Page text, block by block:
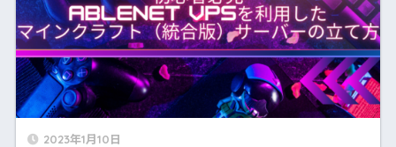
2023年1月10日